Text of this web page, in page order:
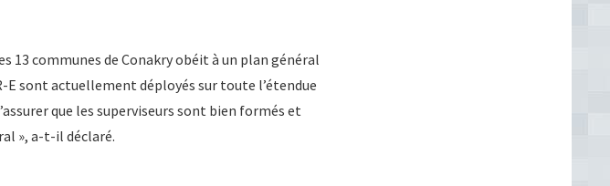
13 communes de Conakry obéit à un plan général
E sont actuellement déployés sur toute l’étendue
que les superviseurs sont bien formés et
», a-t-il déclaré.